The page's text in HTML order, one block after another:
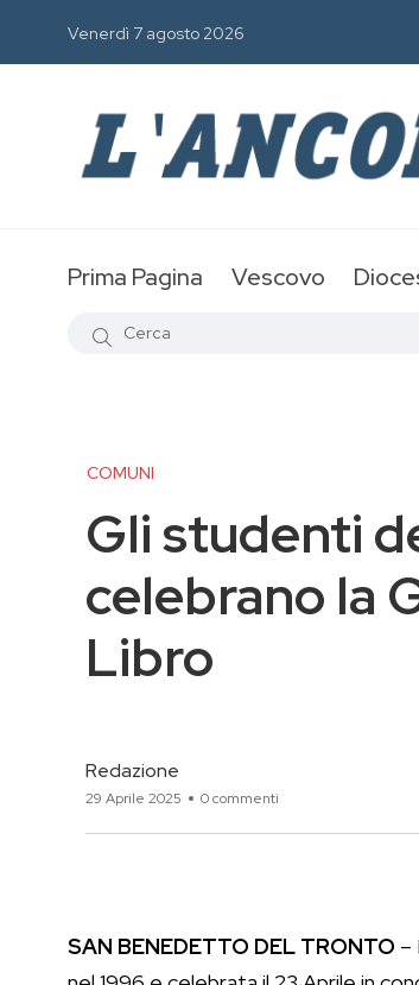
Venerdì 7 agosto 2026
Prima Pagina Vescovo
COMUNI
Gli studenti
celebrano la
Libro
Redazione
29 Aprile 2025 0 commenti
SAN BENEDETTO DEL TRONTO –